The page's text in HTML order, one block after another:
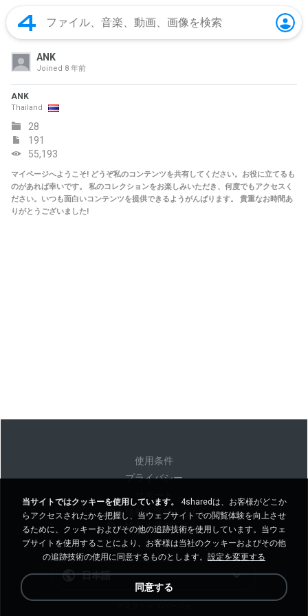
ANK
Joined 8 年前
ANK
Thailand
28
191
55,193
マイページへようこそ! どうぞ私のコンテンツを共有してください。お役に立てるも
のがあれば幸いです。 私のコレクションをお楽しみいただき、何度でもアクセスく
ださい。いつも面白いコンテンツを提供できるようがんばります。 貴重なお時間あ
りがとうございました!
使用条件
プライバシー
個人情報を販売しない
個人情報を共有しない
日本語
当サイトではクッキーを使用しています。
4sharedは、お客様がどこか
らアクセスされたかを把握し、当ウェブサイトでの閲覧体験を向上させ
るために、クッキーおよびその他の追跡技術を使用しています。当ウェ
ブサイトを使用することにより、お客様は当社のクッキーおよびその他
の追跡技術の使用に同意するものとします。 設定を変更する
同意する